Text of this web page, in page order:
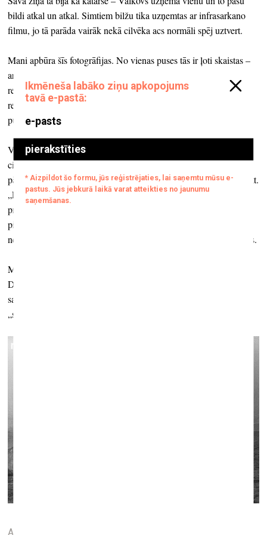
bildi atkal un atkal. Simtiem bilžu tika uzņemtas ar infrasarkano
filmu, jo tā parāda vairāk nekā cilvēka acs normāli spēj uztvert.
Mani apbūra šīs fotogrāfijas. No vienas puses tās ir ļoti skaistas –
ar infrasarkano filmu, piesārņojums vairāk kļūst redzams, kā
rezultātā fotogrāfijās koku lapas pieņem dīvainas formas, tās ir
redzamas baltas, ezera putas veido interesantas faktūras. No otras
puses – tas ir šausmīgi dabas piesārņojuma dēļ.
Videodarbā redzamas Valkova uzņemtās fotogrāfijas, kas kārtojas
cita aiz citas, un teksts, kuru es rakstīju pirmajā personā. Tekstā
pārsvarā ir nosaukti ķīmiskie procesi – „es kūstu“, „es sasalstu“ utt.
„Es“ var būt gan ezers, gan cilvēks. Tie visi ir transformācijas
procesi. Un to visu vieno doma par lēno vardarbību. Ķīmiskais
piesārņojums nav redzams, tas nav kā sprādziens, tas vizuāli nav
nekas iespaidīgs. Gadu gaitā tas vienkārši saindē zemi un cilvēkus.
Mūziku šim darbam radīja kolumbiešu komponiste Natālija
Domingesa Rangela (
sadarbojos jau trešo reizi. Mēs gribējām radīt tādu skaņu, kas
„saēd“ –
Aleksandra Navratila.